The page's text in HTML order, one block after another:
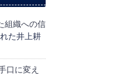
組織への信
た井上耕
口に変え